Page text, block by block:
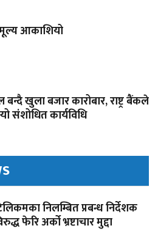
आकाशियो
बन्दै खुला बजार कारोबार, राष्ट्र बैंकले
संशोधित कार्यविधि
निलम्बित प्रबन्ध निर्देशक
फेरि अर्को भ्रष्टाचार मुद्दा